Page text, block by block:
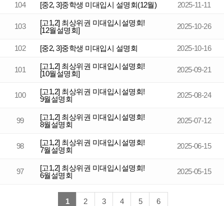
104 [중2, 3]중학생 미대입시 설명회(12월) 2025-11-11
103
[고1,2] 최상위권 미대입시설명회!
[12월설명회]
2025-10-26
102 [중2, 3]중학생 미대입시 설명회 2025-10-16
101
[고1,2] 최상위권 미대입시설명회!
[10월설명회]
2025-09-21
100
[고1,2] 최상위권 미대입시설명회!
9월설명회
2025-08-24
99
[고1,2] 최상위권 미대입시설명회!
8월설명회
2025-07-12
98
[고1,2] 최상위권 미대입시설명회!
7월설명회
2025-06-15
97
[고1,2] 최상위권 미대입시설명회!
6월설명회
2025-05-15
1 2 3 4 5 6